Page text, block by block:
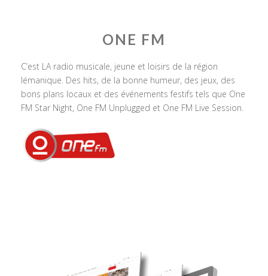
ONE FM
C’est LA radio musicale, jeune et loisirs de la région
lémanique. Des hits, de la bonne humeur, des jeux, des
bons plans locaux et des événements festifs tels que One
FM Star Night, One FM Unplugged et One FM Live Session.